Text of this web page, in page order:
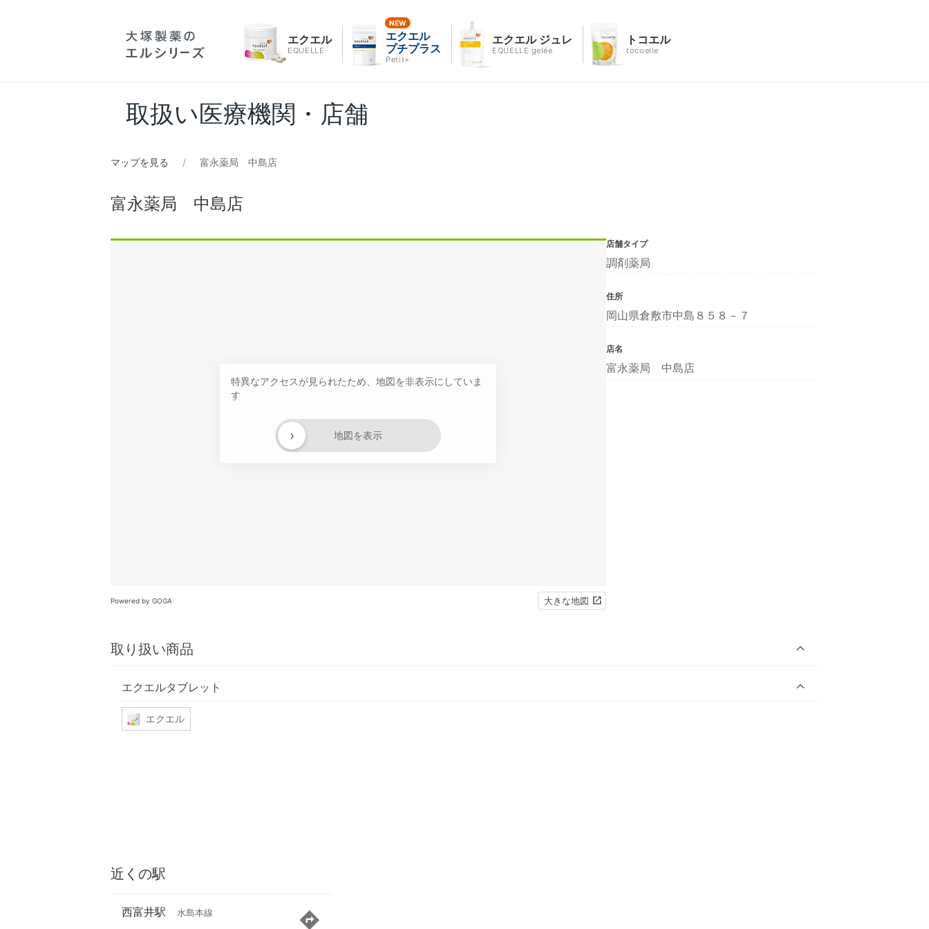
エクエル
EQUELLE
エクエル
プチプラス
Petit+
エクエル ジュレ
EQUELLE gelée
トコエル
tocoelle
取扱い医療機関・店舗
マップを見る 富永薬局 中島店
富永薬局 中島店
特異なアクセスが見られたため、地図を非表示にしていま
す
地図を表示
›
Powered by GOGA 大きな地図
取り扱い商品
エクエルタブレット
エクエル
店舗タイプ
調剤薬局
住所
岡山県倉敷市中島８５８－７
店名
富永薬局 中島店
近くの駅
西富井駅 水島本線